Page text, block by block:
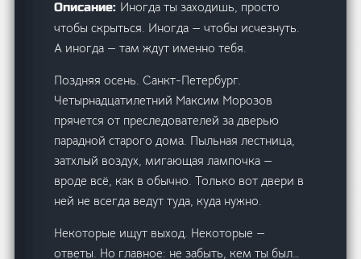
Описание: Иногда ты заходишь, просто
чтобы скрыться. Иногда — чтобы исчезнуть.
А иногда — там ждут именно тебя.
Поздняя осень. Санкт-Петербург.
Четырнадцатилетний Максим Морозов
прячется от преследователей за дверью
парадной старого дома. Пыльная лестница,
затхлый воздух, мигающая лампочка —
вроде всё, как в обычно. Только вот двери в
ней не всегда ведут туда, куда нужно.
Некоторые ищут выход. Некоторые —
ответы. Но главное: не забыть, кем ты был…